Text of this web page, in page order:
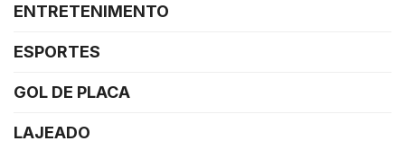
ENTRETENIMENTO
ESPORTES
GOL DE PLACA
LAJEADO